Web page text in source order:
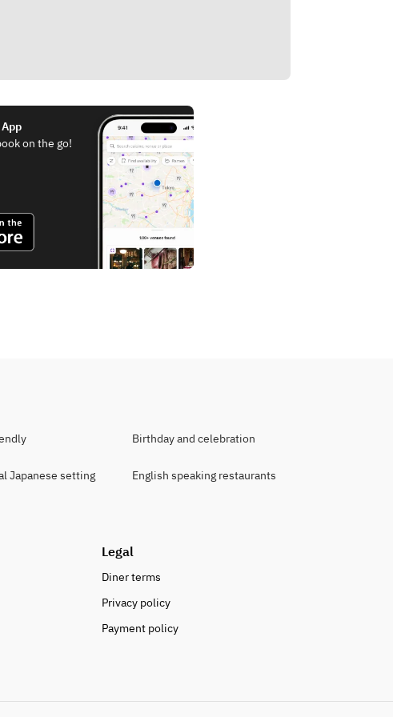
on the go!
Birthday and celebration
Japanese setting English speaking restaurants
Legal
Diner terms
Privacy policy
Payment policy